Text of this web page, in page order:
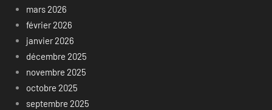
mars 2026
février 2026
janvier 2026
décembre 2025
novembre 2025
octobre 2025
septembre 2025